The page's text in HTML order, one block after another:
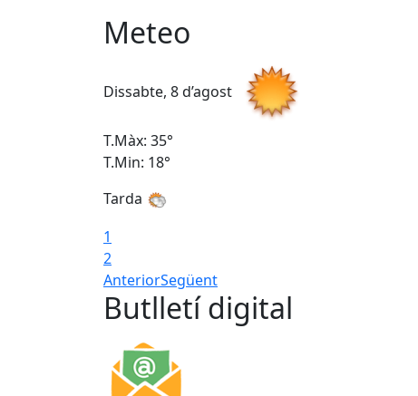
Meteo
Dissabte, 8 d’agost
T.Màx: 35°
T.Min: 18°
Tarda
1
2
AnteriorSegüent
Butlletí digital